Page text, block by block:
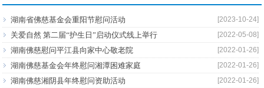
[2023-10-24]
湖南省佛慈基金会重阳节慰问活动
[2022-05-08]
关爱自然 第二届“护生日”启动仪式线上举行
[2022-01-26]
湖南佛慈慰问平江县向家中心敬老院
[2022-01-26]
湖南佛慈基金会年终慰问湘潭困难家庭
[2022-01-26]
湖南佛慈湘阴县年终慰问资助活动